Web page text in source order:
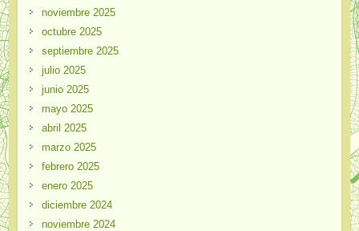
noviembre 2025
octubre 2025
septiembre 2025
julio 2025
junio 2025
mayo 2025
abril 2025
marzo 2025
febrero 2025
enero 2025
diciembre 2024
noviembre 2024